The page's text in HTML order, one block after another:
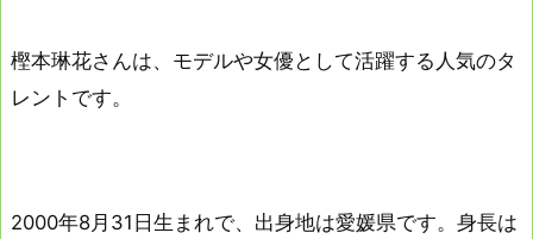
樫本琳花さんは、モデルや女優として活躍する人気のタ
レントです。
2000年8月31日生まれで、出身地は愛媛県です。身長は